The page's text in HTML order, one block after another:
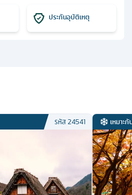
ประกันอุบัติเหตุ
รหัส24541 เหมาะ